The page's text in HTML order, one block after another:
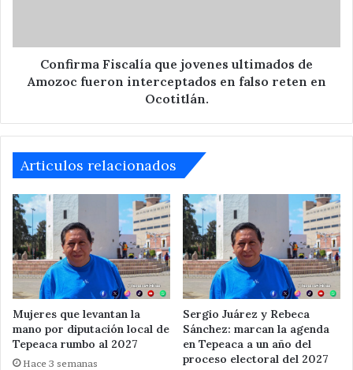
interceptados
falso
Ocotitlán.
Confirma Fiscalía que jovenes ultimados de
Amozoc fueron interceptados en falso reten en
Ocotitlán.
Articulos relacionados
Mujeres que levantan la
mano por diputación local de
Tepeaca rumbo al 2027
Hace 3 semanas
Sergio Juárez y Rebeca
Sánchez: marcan la agenda
en Tepeaca a un año del
proceso electoral del 2027